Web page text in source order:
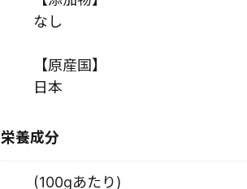
なし
【原産国】
日本
栄養成分
(100gあたり)